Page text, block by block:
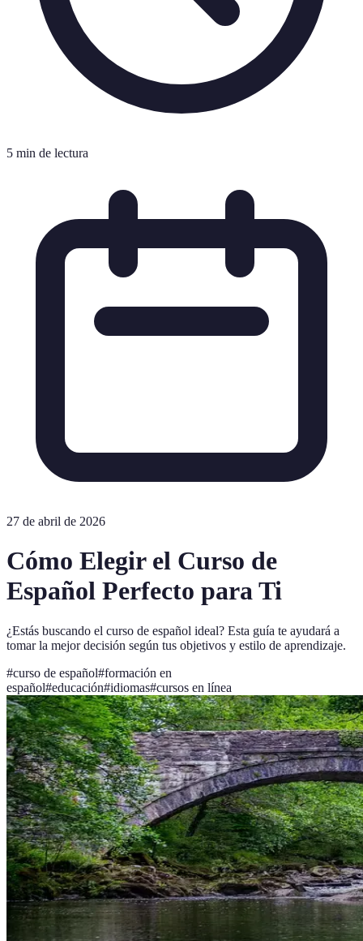
5 min de lectura
27 de abril de 2026
Cómo Elegir el Curso de
Español Perfecto para Ti
¿Estás buscando el curso de español ideal? Esta guía te ayudará a
tomar la mejor decisión según tus objetivos y estilo de aprendizaje.
#curso de español#formación en
español#educación#idiomas#cursos en línea